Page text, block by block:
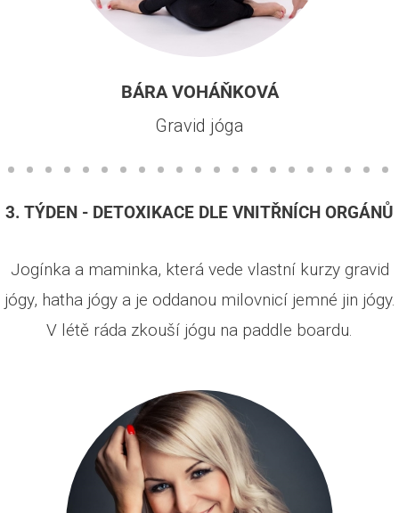
BÁRA VOHÁŇKOVÁ
Gravid jóga
3. TÝDEN - DETOXIKACE DLE VNITŘNÍCH ORGÁNŮ
Jogínka a maminka, která vede vlastní kurzy gravid
jógy, hatha jógy a je oddanou milovnicí jemné jin jógy.
V létě ráda zkouší jógu na paddle boardu.